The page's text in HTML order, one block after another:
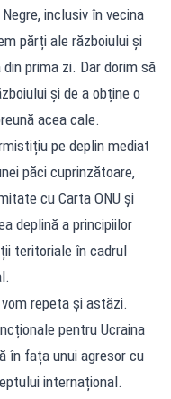
inclusiv în vecina
părți ale războiului și
prima zi. Dar dorim să
și de a obține o
acea cale.
pe deplin mediat
păci cuprinzătoare,
cu Carta ONU și
deplină a principiilor
teritoriale în cadrul
repeta și astăzi.
pentru Ucraina
în fața unui agresor cu
internațional.